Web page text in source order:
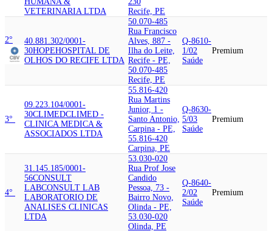
VETERINARIA LTDA
Recife, PE
2°
40.881.302/0001-
30HOPEHOSPITAL DE
OLHOS DO RECIFE LTDA
50.070-485
Rua Francisco
Alves, 887 -
Ilha do Leite,
Recife - PE,
50.070-485
Recife, PE
Q-8610-
1/02
Saúde
Premium
3°
09.223.104/0001-
30CLIMEDCLIMED -
CLINICA MEDICA &
ASSOCIADOS LTDA
55.816-420
Rua Martins
Junior, 1 -
Santo Antonio,
Carpina - PE,
55.816-420
Carpina, PE
Q-8630-
5/03
Saúde
Premium
4°
31.145.185/0001-
56CONSULT
LABCONSULT LAB
LABORATORIO DE
ANALISES CLINICAS
LTDA
53.030-020
Rua Prof Jose
Candido
Pessoa, 73 -
Bairro Novo,
Olinda - PE,
53.030-020
Olinda, PE
Q-8640-
2/02
Saúde
Premium